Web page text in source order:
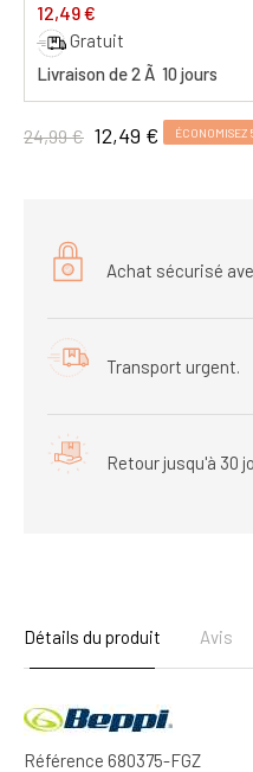
12,49 €
Gratuit
Livraison de 2 Ã 10 jours
24,99 € 12,49 €
Achat sécurisé
Transport urgent.
Retour jusqu'à 30
Détails du produit Avis
Référence 680375-FGZ